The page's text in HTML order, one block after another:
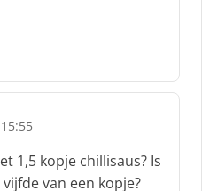
1,5 kopje chillisaus? Is
van een kopje?